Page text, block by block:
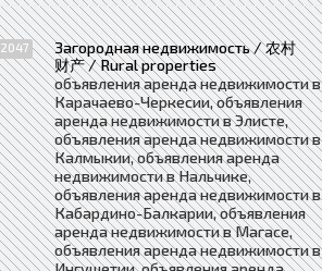
2047
Загородная недвижимость / 农村
财产 / Rural properties
объявления аренда недвижимости в
Карачаево-Черкесии, объявления
аренда недвижимости в Элисте,
объявления аренда недвижимости в
Калмыкии, объявления аренда
недвижимости в Нальчике,
объявления аренда недвижимости в
Кабардино-Балкарии, объявления
аренда недвижимости в Магасе,
объявления аренда недвижимости в